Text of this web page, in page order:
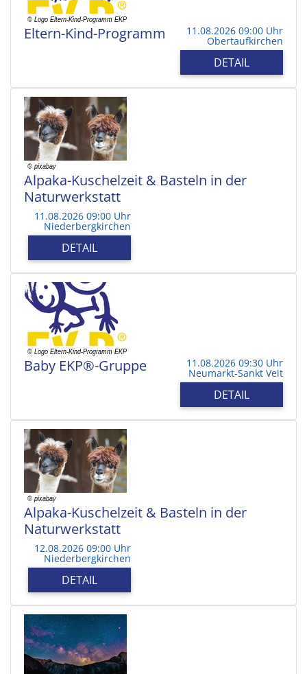
Eltern-Kind-Programm 11.08.2026 09:00 Uhr
Obertaufkirchen
DETAIL
Alpaka-Kuschelzeit & Basteln in der
Naturwerkstatt
11.08.2026 09:00 Uhr
Niederbergkirchen
DETAIL
Baby EKP®-Gruppe 11.08.2026 09:30 Uhr
Neumarkt-Sankt Veit
DETAIL
Alpaka-Kuschelzeit & Basteln in der
Naturwerkstatt
12.08.2026 09:00 Uhr
Niederbergkirchen
DETAIL